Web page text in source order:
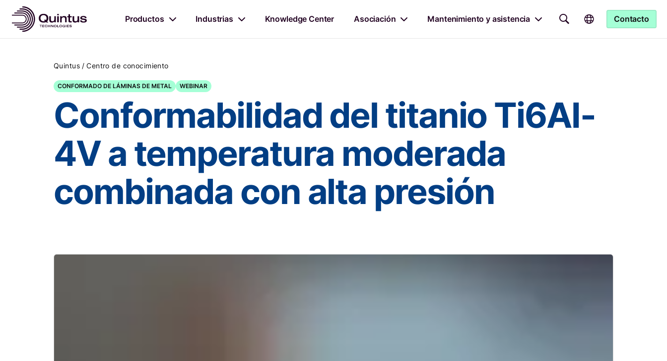
Productos Industrias Knowledge Center Asociación Mantenimiento y asistencia Contacto
Quintus / Centro de conocimiento
CONFORMADO DE LÁMINAS DE METAL WEBINAR
Conformabilidad del titanio Ti6AI-
4V a temperatura moderada
combinada con alta presión